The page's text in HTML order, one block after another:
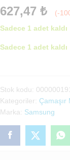
627,47 ₺
(-
Sadece 1 adet kaldı
Sadece 1 adet kaldı
adet
Stok kodu:
Kategoriler: Çamaşır
Marka: Samsung